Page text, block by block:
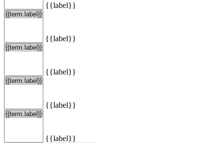
{{label}}
{{label}}
{{label}}
{{label}}
{{label}}